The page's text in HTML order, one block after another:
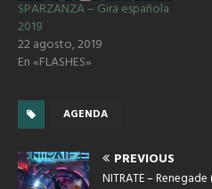
SPARZANZA – Gira española
2019
22 agosto, 2019
En «FLASHES»
AGENDA
PREVIOUS
NITRATE –